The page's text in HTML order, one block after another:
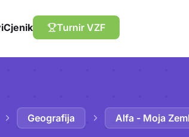
Cjenik Turnir VZF
Geografija Alfa - Moja